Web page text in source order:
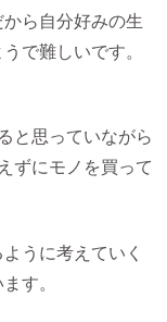
ら自分好みの生
で難しいです。
と思っていながら
ずにモノを買って
うに考えていく
す。